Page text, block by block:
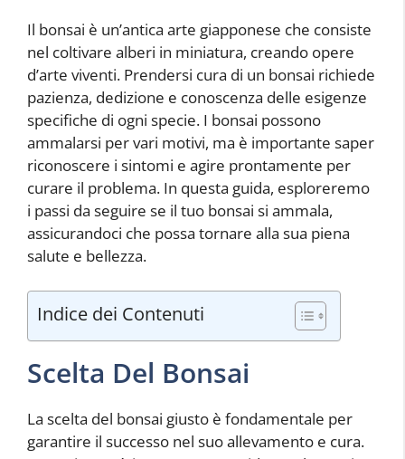
Il bonsai è un’antica arte giapponese che consiste
nel coltivare alberi in miniatura, creando opere
d’arte viventi. Prendersi cura di un bonsai richiede
pazienza, dedizione e conoscenza delle esigenze
specifiche di ogni specie. I bonsai possono
ammalarsi per vari motivi, ma è importante saper
riconoscere i sintomi e agire prontamente per
curare il problema. In questa guida, esploreremo
i passi da seguire se il tuo bonsai si ammala,
assicurandoci che possa tornare alla sua piena
salute e bellezza.
Indice dei Contenuti
Scelta Del Bonsai
La scelta del bonsai giusto è fondamentale per
garantire il successo nel suo allevamento e cura.